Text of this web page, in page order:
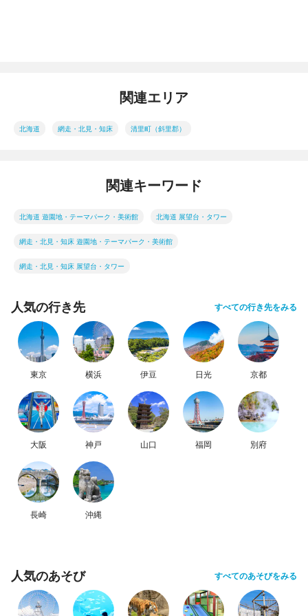
関連エリア
北海道 網走・北見・知床 清里町（斜里郡）
関連キーワード
北海道 遊園地・テーマパーク・美術館 北海道 展望台・タワー
網走・北見・知床 遊園地・テーマパーク・美術館
網走・北見・知床 展望台・タワー
人気の行き先 すべての行き先をみる
東京 横浜 伊豆 日光 京都
大阪 神戸 山口 福岡 別府
長崎 沖縄
人気のあそび すべてのあそびをみる